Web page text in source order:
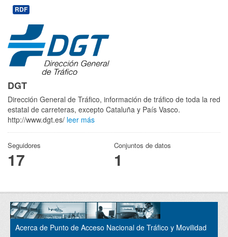
RDF
DGT
Dirección General de Tráfico, información de tráfico de toda la red
estatal de carreteras, excepto Cataluña y País Vasco.
http://www.dgt.es/ leer más
Seguidores
17
Conjuntos de datos
1
Acerca de Punto de Acceso Nacional de Tráfico y Movilidad